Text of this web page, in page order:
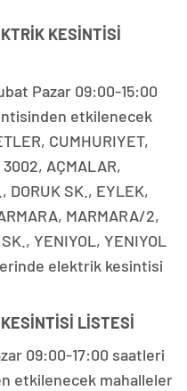
KESİNTİSİ
Pazar 09:00-15:00
etkilenecek
CUMHURIYET,
AÇMALAR,
DORUK SK., EYLEK,
MARMARA/2,
YENIYOL, YENIYOL
elektrik kesintisi
LİSTESİ
09:00-17:00 saatleri
etkilenecek mahalleler